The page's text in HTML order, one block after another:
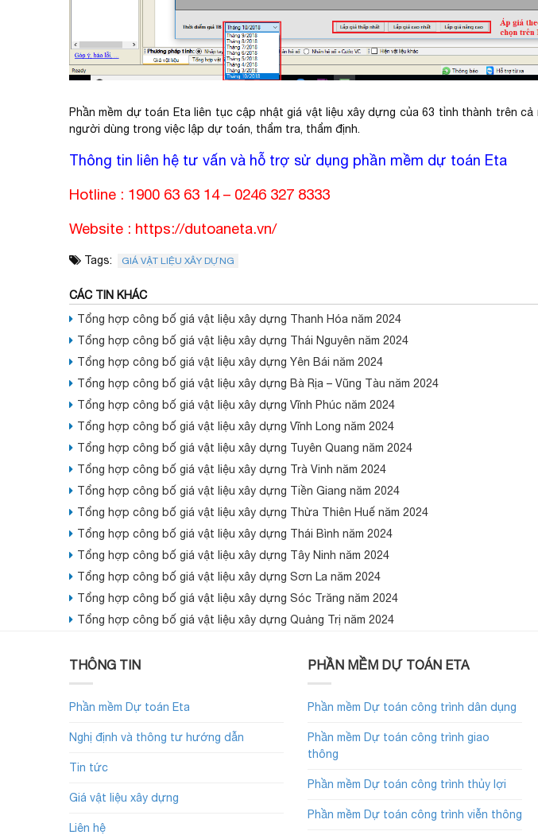
Phần mềm dự toán Eta liên tục cập nhật giá vật liệu xây dựng của 63 tỉnh thành trên
người dùng trong việc lập dự toán, thẩm tra, thẩm định.
Thông tin liên hệ tư vấn và hỗ trợ sử dụng phần mềm dự toán Eta
Hotline : 1900 63 63 14 – 0246 327 8333
Website : https://dutoaneta.vn/
Tags: GIÁ VẬT LIỆU XÂY DỰNG
CÁC TIN KHÁC
Tổng hợp công bố giá vật liệu xây dựng Thanh Hóa năm 2024
Tổng hợp công bố giá vật liệu xây dựng Thái Nguyên năm 2024
Tổng hợp công bố giá vật liệu xây dựng Yên Bái năm 2024
Tổng hợp công bố giá vật liệu xây dựng Bà Rịa – Vũng Tàu năm 2024
Tổng hợp công bố giá vật liệu xây dựng Vĩnh Phúc năm 2024
Tổng hợp công bố giá vật liệu xây dựng Vĩnh Long năm 2024
Tổng hợp công bố giá vật liệu xây dựng Tuyên Quang năm 2024
Tổng hợp công bố giá vật liệu xây dựng Trà Vinh năm 2024
Tổng hợp công bố giá vật liệu xây dựng Tiền Giang năm 2024
Tổng hợp công bố giá vật liệu xây dựng Thừa Thiên Huế năm 2024
Tổng hợp công bố giá vật liệu xây dựng Thái Bình năm 2024
Tổng hợp công bố giá vật liệu xây dựng Tây Ninh năm 2024
Tổng hợp công bố giá vật liệu xây dựng Sơn La năm 2024
Tổng hợp công bố giá vật liệu xây dựng Sóc Trăng năm 2024
Tổng hợp công bố giá vật liệu xây dựng Quảng Trị năm 2024
THÔNG TIN
Phần mềm Dự toán Eta
Nghị định và thông tư hướng dẫn
Tin tức
Giá vật liệu xây dựng
Liên hệ
PHẦN MỀM DỰ TOÁN ETA
Phần mềm Dự toán công trình dân dụng
Phần mềm Dự toán công trình giao
thông
Phần mềm Dự toán công trình thủy lợi
Phần mềm Dự toán công trình viễn thông